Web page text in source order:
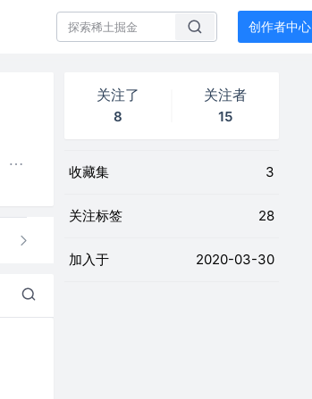
创作者中心
关注了
8
关注者
15
收藏集 3
关注标签 28
加入于 2020-03-30